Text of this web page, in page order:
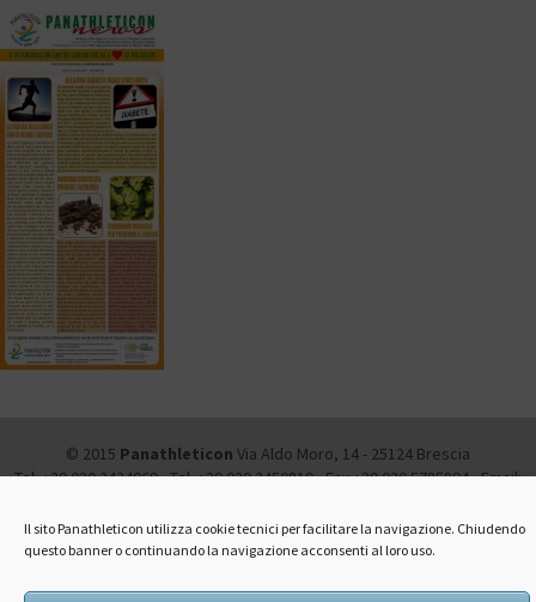
Il sito Panathleticon utilizza cookie tecnici per facilitare la navigazione. Chiudendo
questo banner o continuando la navigazione acconsenti al loro uso.
© 2015 Panathleticon Via Aldo Moro, 14 - 25124 Brescia
Tel. +39 030.2424969 - Tel. +39 030.2450819 - Fax +39 030.5785894 - Email:
Policy